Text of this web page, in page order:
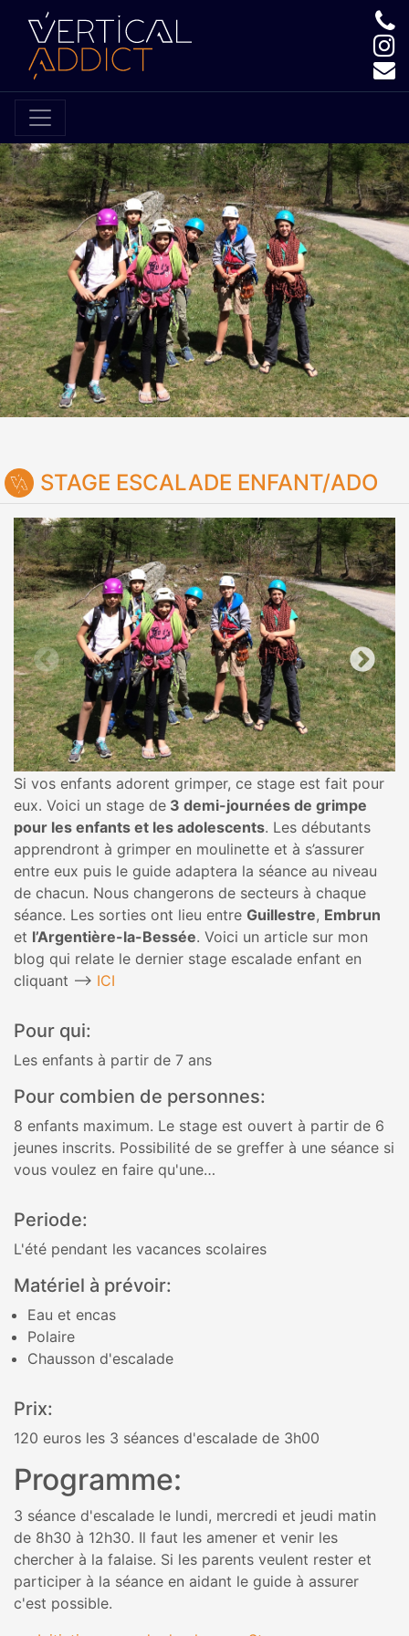
STAGE ESCALADE ENFANT/ADO
Si vos enfants adorent grimper, ce stage est fait pour
eux. Voici un stage de 3 demi-journées de grimpe
pour les enfants et les adolescents. Les débutants
apprendront à grimper en moulinette et à s’assurer
entre eux puis le guide adaptera la séance au niveau
de chacun. Nous changerons de secteurs à chaque
séance. Les sorties ont lieu entre Guillestre, Embrun
et l’Argentière-la-Bessée. Voici un article sur mon
blog qui relate le dernier stage escalade enfant en
cliquant —> ICI
Pour qui:
Les enfants à partir de 7 ans
Pour combien de personnes:
8 enfants maximum. Le stage est ouvert à partir de 6
jeunes inscrits. Possibilité de se greffer à une séance si
vous voulez en faire qu'une…
Periode:
L'été pendant les vacances scolaires
Matériel à prévoir:
Eau et encas
Polaire
Chausson d'escalade
Prix:
120 euros les 3 séances d'escalade de 3h00
Programme:
3 séance d'escalade le lundi, mercredi et jeudi matin
de 8h30 à 12h30. Il faut les amener et venir les
chercher à la falaise. Si les parents veulent rester et
participer à la séance en aidant le guide à assurer
c'est possible.